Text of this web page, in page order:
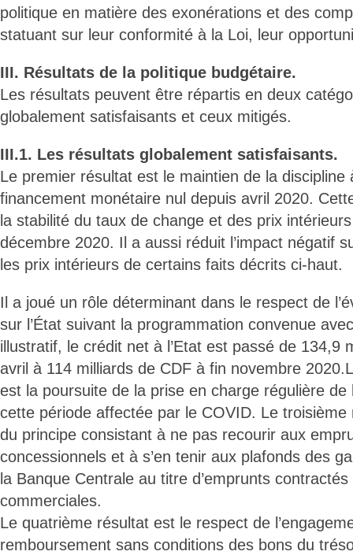
politique en matière des exonérations et des
statuant sur leur conformité à la Loi, leur
III. Résultats de la politique budgétaire.
Les résultats peuvent être répartis en deux
globalement satisfaisants et ceux mitigés.
III.1. Les résultats globalement satisfaisants.
Le premier résultat est le maintien de la
financement monétaire nul depuis avril 2020.
la stabilité du taux de change et des prix
décembre 2020. Il a aussi réduit l’impact négatif
les prix intérieurs de certains faits décrits ci-haut.
Il a joué un rôle déterminant dans le respect de
sur l’État suivant la programmation convenue
illustratif, le crédit net à l’Etat est passé de 134,9
avril à 114 milliards de CDF à fin novembre
est la poursuite de la prise en charge régulière de
cette période affectée par le COVID. Le
du principe consistant à ne pas recourir aux
concessionnels et à s’en tenir aux plafonds des
la Banque Centrale au titre d’emprunts
commerciales.
Le quatrième résultat est le respect de
remboursement sans conditions des bons du